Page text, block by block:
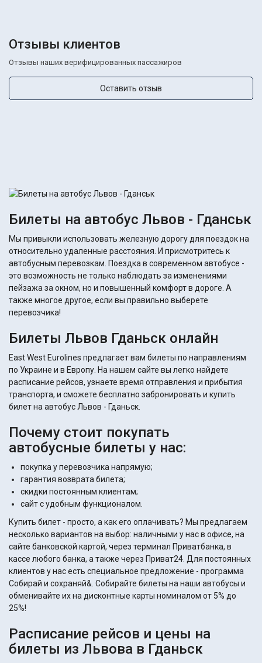
Отзывы клиентов
Отзывы наших верифицированных пассажиров
Оставить отзыв
Билеты на автобус Львов - Гданськ
Мы привыкли использовать железную дорогу для поездок на
относительно удаленные расстояния. И присмотритесь к
автобусным перевозкам. Поездка в современном автобусе -
это возможность не только наблюдать за изменениями
пейзажа за окном, но и повышенный комфорт в дороге. А
также многое другое, если вы правильно выберете
перевозчика!
Билеты Львов Гданьск онлайн
East West Eurolines предлагает вам билеты по направлениям
по Украине и в Европу. На нашем сайте вы легко найдете
расписание рейсов, узнаете время отправления и прибытия
транспорта, и сможете бесплатно забронировать и купить
билет на автобус Львов - Гданьск.
Почему стоит покупать
автобусные билеты у нас:
покупка у перевозчика напрямую;
гарантия возврата билета;
скидки постоянным клиентам;
сайт с удобным функционалом.
Купить билет - просто, а как его оплачивать? Мы предлагаем
несколько вариантов на выбор: наличными у нас в офисе, на
сайте банковской картой, через терминал Приватбанка, в
кассе любого банка, а также через Приват24. Для постоянных
клиентов у нас есть специальное предложение - программа
Собирай и сохраняй&. Собирайте билеты на наши автобусы и
обменивайте их на дисконтные карты номиналом от 5% до
25%!
Расписание рейсов и цены на
билеты из Львова в Гданьск